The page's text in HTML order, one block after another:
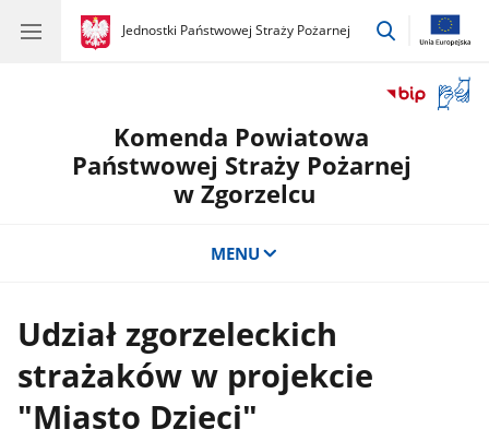
gov.pl
Jednostki Państwowej Straży Pożarnej
gov.pl
Jednostki
przejdź
okno
Komenda Powiatowa
Państwowej Straży Pożarnej
w Zgorzelcu
MENU
Udział zgorzeleckich
strażaków w projekcie
"Miasto Dzieci"